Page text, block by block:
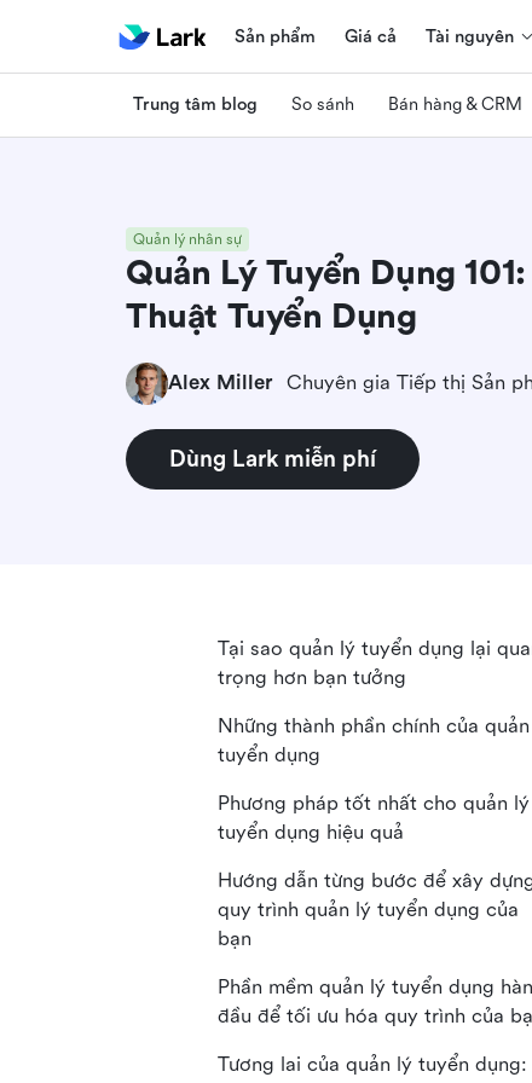
Sản phẩm Giá cả Tài nguyên
Trung tâm blog So sánh Bán hàng & CRM
Quản lý nhân sự
Quản Lý Tuyển Dụng
Thuật Tuyển Dụng
Alex Miller
Dùng Lark miễn phí
Tại sao quản lý tuyển dụng lại
trọng hơn bạn tưởng
Những thành phần chính của
tuyển dụng
Phương pháp tốt nhất cho quản lý
tuyển dụng hiệu quả
Hướng dẫn từng bước để xây
quy trình quản lý tuyển dụng của
bạn
Phần mềm quản lý tuyển dụng
đầu để tối ưu hóa quy trình của
Tương lai của quản lý tuyển dụng: